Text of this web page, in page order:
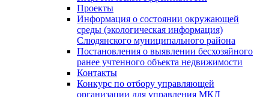
Проекты
Информация о состоянии окружающей
среды (экологическая информация)
Слюдянского муниципального района
Постановления о выявлении бесхозяйного
ранее учтенного объекта недвижимости
Контакты
Конкурс по отбору управляющей
организации для управления МКД